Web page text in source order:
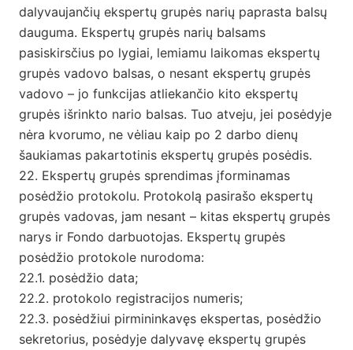
dalyvaujančių ekspertų grupės narių paprasta balsų
dauguma. Ekspertų grupės narių balsams
pasiskirsčius po lygiai, lemiamu laikomas ekspertų
grupės vadovo balsas, o nesant ekspertų grupės
vadovo – jo funkcijas atliekančio kito ekspertų
grupės išrinkto nario balsas. Tuo atveju, jei posėdyje
nėra kvorumo, ne vėliau kaip po 2 darbo dienų
šaukiamas pakartotinis ekspertų grupės posėdis.
22. Ekspertų grupės sprendimas įforminamas
posėdžio protokolu. Protokolą pasirašo ekspertų
grupės vadovas, jam nesant – kitas ekspertų grupės
narys ir Fondo darbuotojas. Ekspertų grupės
posėdžio protokole nurodoma:
22.1. posėdžio data;
22.2. protokolo registracijos numeris;
22.3. posėdžiui pirmininkavęs ekspertas, posėdžio
sekretorius, posėdyje dalyvavę ekspertų grupės